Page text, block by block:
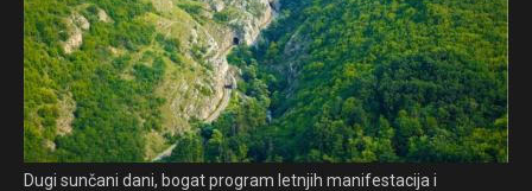
Dugi sunčani dani, bogat program letnjih manifestacija i